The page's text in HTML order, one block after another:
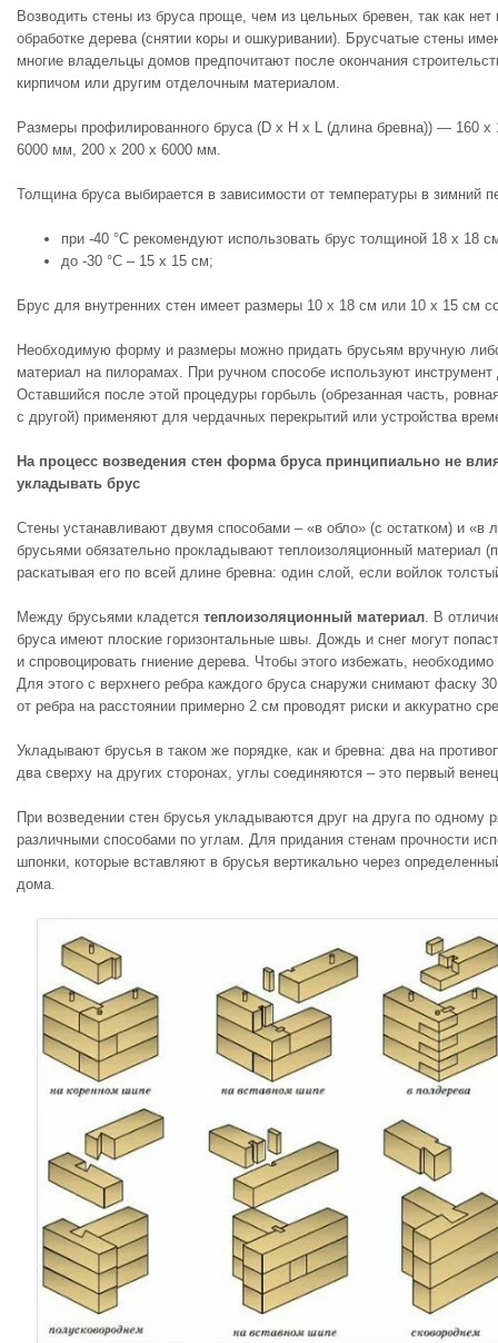
Возводить стены из бруса проще, чем из цельных бревен, так как
обработке дерева (снятии коры и ошкуривании). Брусчатые стены
многие владельцы домов предпочитают после окончания
кирпичом или другим отделочным материалом.
Размеры профилированного бруса (D х Н х L (длина бревна)) — 160
6000 мм, 200 х 200 х 6000 мм.
Толщина бруса выбирается в зависимости от температуры в зимний
при -40 °C рекомендуют использовать брус толщиной 18 х 18
до -30 °C – 15 х 15 см;
Брус для внутренних стен имеет размеры 10 х 18 см или 10 х 15 см
Необходимую форму и размеры можно придать брусьям вручную
материал на пилорамах. При ручном способе используют
Оставшийся после этой процедуры горбыль (обрезанная часть,
с другой) применяют для чердачных перекрытий или устройства
На процесс возведения стен форма бруса принципиально не
укладывать брус
Стены устанавливают двумя способами – «в обло» (с остатком) и «в
брусьями обязательно прокладывают теплоизоляционный материал
раскатывая его по всей длине бревна: один слой, если войлок
Между брусьями кладется теплоизоляционный материал. В
бруса имеют плоские горизонтальные швы. Дождь и снег могут
и спровоцировать гниение дерева. Чтобы этого избежать,
Для этого с верхнего ребра каждого бруса снаружи снимают фаску
от ребра на расстоянии примерно 2 см проводят риски и аккуратно
Укладывают брусья в таком же порядке, как и бревна: два на
два сверху на других сторонах, углы соединяются – это первый
При возведении стен брусья укладываются друг на друга по одному
различными способами по углам. Для придания стенам прочности
шпонки, которые вставляют в брусья вертикально через
дома.